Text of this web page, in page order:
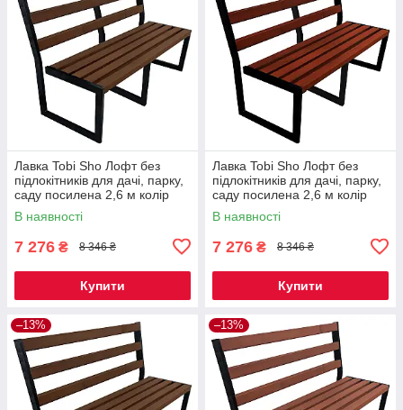
Лавка Tobi Sho Лофт без
підлокітників для дачі, парку,
саду посилена 2,6 м колір
горіх
В наявності
7 276 ₴ 8 346 ₴
Купити
Лавка Tobi Sho Лофт без
підлокітників для дачі, парку,
саду посилена 2,6 м колір
махагоній
В наявності
7 276 ₴ 8 346 ₴
Купити
–13% –13%